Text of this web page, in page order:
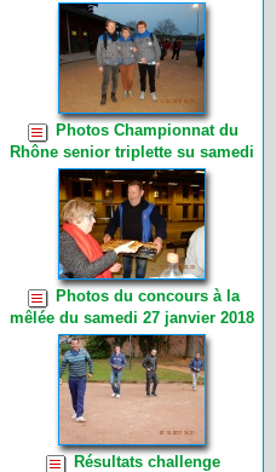
Photos Championnat du
Rhône senior triplette su samedi
14 avril et dimanche 15 avril
2018 (10)
Photos du concours à la
mêlée du samedi 27 janvier 2018
par Choupette (18)
Résultats challenge